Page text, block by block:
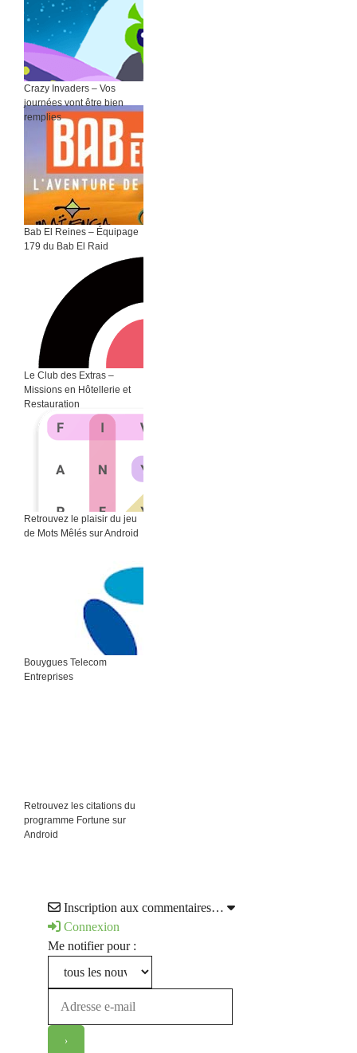
Crazy Invaders – Vos
journées vont être bien
remplies
Bab El Reines – Équipage
179 du Bab El Raid
Le Club des Extras –
Missions en Hôtellerie et
Restauration
Retrouvez le plaisir du jeu
de Mots Mêlés sur Android
Bouygues Telecom
Entreprises
Retrouvez les citations du
programme Fortune sur
Android
Inscription aux commentaires…
Connexion
Me notifier pour :